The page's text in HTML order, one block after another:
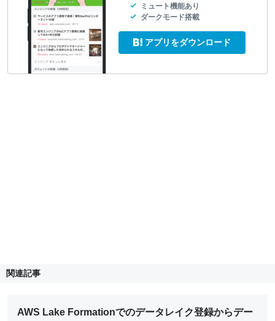
ミュート機能あり
ダークモード搭載
アプリをダウンロード
関連記事
AWS Lake Formationでのデータレイク登録からデー